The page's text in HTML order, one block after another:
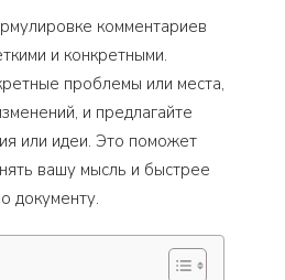
комментариев
и конкретными.
проблемы или места,
и предлагайте
или идеи. Это поможет
вашу мысль и быстрее
документу.